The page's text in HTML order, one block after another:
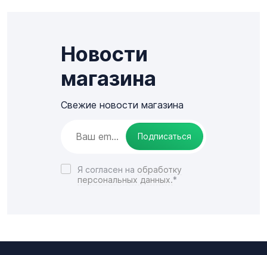
Новости
магазина
Свежие новости магазина
Подписаться
Я согласен на обработку
персональных данных.*